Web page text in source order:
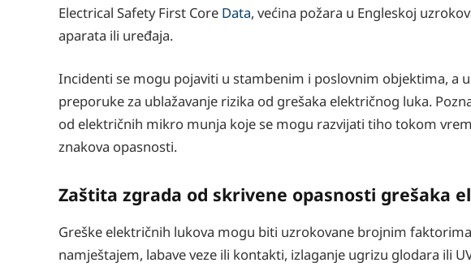
Electrical Safety First Core Data, većina požara u Engleskoj
aparata ili uređaja.
Incidenti se mogu pojaviti u stambenim i poslovnim objektima, a
preporuke za ublažavanje rizika od grešaka električnog luka.
od električnih mikro munja koje se mogu razvijati tiho tokom
znakova opasnosti.
Zaštita zgrada od skrivene opasnosti grešaka
Greške električnih lukova mogu biti uzrokovane brojnim
namještajem, labave veze ili kontakti, izlaganje ugrizu glodara ili